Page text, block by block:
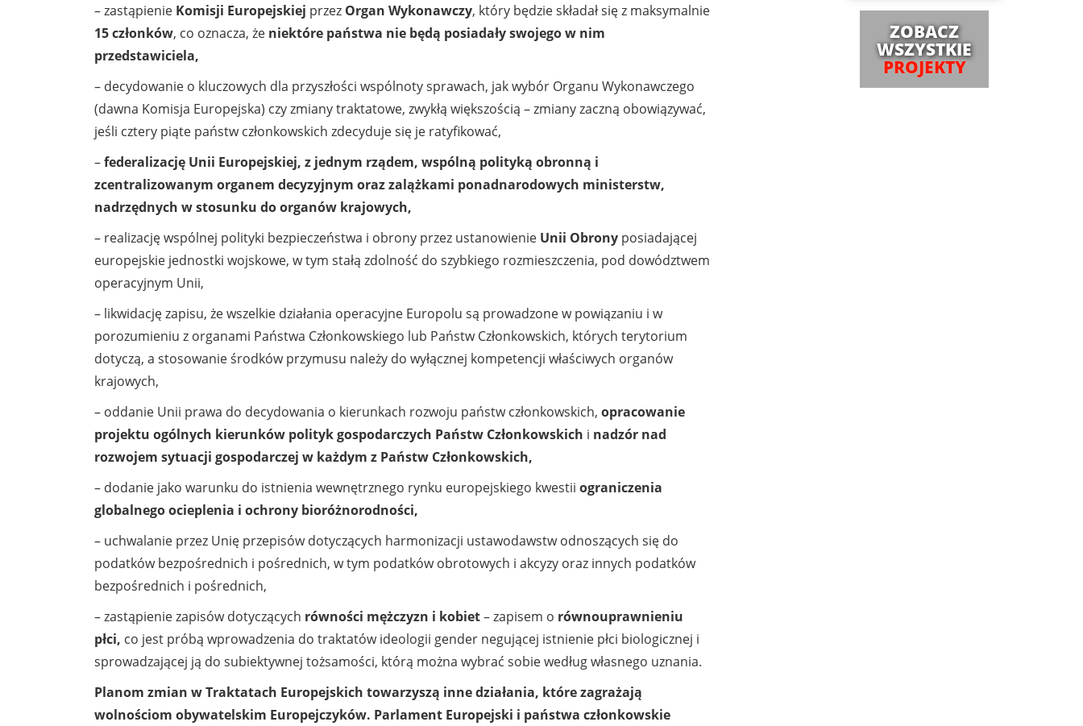
– zastąpienie Komisji Europejskiej przez Organ Wykonawczy, który będzie składał się z maksymalnie
15 członków, co oznacza, że niektóre państwa nie będą posiadały swojego w nim
przedstawiciela,
– decydowanie o kluczowych dla przyszłości wspólnoty sprawach, jak wybór Organu Wykonawczego
(dawna Komisja Europejska) czy zmiany traktatowe, zwykłą większością – zmiany zaczną obowiązywać,
jeśli cztery piąte państw członkowskich zdecyduje się je ratyfikować,
–federalizację Unii Europejskiej, z jednym rządem, wspólną polityką obronną i
zcentralizowanym organem decyzyjnym oraz zalążkami ponadnarodowych ministerstw,
nadrzędnych w stosunku do organów krajowych,
– realizację wspólnej polityki bezpieczeństwa i obrony przez ustanowienie Unii Obrony posiadającej
europejskie jednostki wojskowe, w tym stałą zdolność do szybkiego rozmieszczenia, pod dowództwem
operacyjnym Unii,
– likwidację zapisu, że wszelkie działania operacyjne Europolu są prowadzone w powiązaniu i w
porozumieniu z organami Państwa Członkowskiego lub Państw Członkowskich, których terytorium
dotyczą, a stosowanie środków przymusu należy do wyłącznej kompetencji właściwych organów
krajowych,
– oddanie Unii prawa do decydowania o kierunkach rozwoju państw członkowskich, opracowanie
projektu ogólnych kierunków polityk gospodarczych Państw Członkowskich i nadzór nad
rozwojem sytuacji gospodarczej w każdym z Państw Członkowskich,
– dodanie jako warunku do istnienia wewnętrznego rynku europejskiego kwestii ograniczenia
globalnego ocieplenia i ochrony bioróżnorodności,
– uchwalanie przez Unię przepisów dotyczących harmonizacji ustawodawstw odnoszących się do
podatków bezpośrednich i pośrednich, w tym podatków obrotowych i akcyzy oraz innych podatków
bezpośrednich i pośrednich,
– zastąpienie zapisów dotyczących równości mężczyzn i kobiet– zapisem o równouprawnieniu
płci, co jest próbą wprowadzenia do traktatów ideologii gender negującej istnienie płci biologicznej i
sprowadzającej ją do subiektywnej tożsamości, którą można wybrać sobie według własnego uznania.
Planom zmian w Traktatach Europejskich towarzyszą inne działania, które zagrażają
wolnościom obywatelskim Europejczyków. Parlament Europejski i państwa członkowskie
ZOBACZ
WSZYSTKIE
PROJEKTY